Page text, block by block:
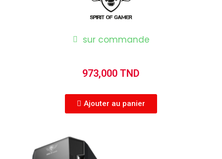
sur commande
973,000 TND
Ajouter au panier